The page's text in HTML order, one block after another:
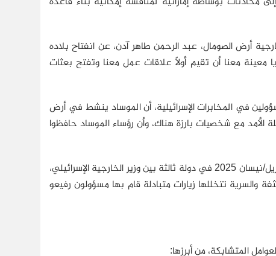
الرسمية، في مارس/آذار 2025، تصريحًا لوزير خارجية أرض الصومال، عبد الرحمن طاهر آدن، عن انفتاح بلاده
معنا أن تقيم أولًا علاقات عمل معنا وتفتح بعثات
أحرونوت، في ديسمبر/كانون الأول 2025، نقلًا عن مسؤولين في المخابرات الإسرائيلية، أن الموساد ينشط في أرض
مع شخصيات بارزة هناك، وأن رؤساء الموساد حافظوا
وتحدِّد أحرونوت تاريخ الاجتماع الأول الذي أطلق محادثات الاعتراف بأنه تم في أبريل/نيسان 2025 في دولة ثالثة بين وزير الخارجية الإسرائيلي،
تتخللها زيارات متبادلة قام بها مسؤولون رفيعو
المتشابكة، من أبرزها: